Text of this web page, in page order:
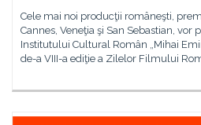
Cele mai noi producţii româneşti,
Cannes, Veneţia şi San Sebastian,
Institutului Cultural Român „Mihai
de-a VIII-a ediţie a Zilelor Filmului